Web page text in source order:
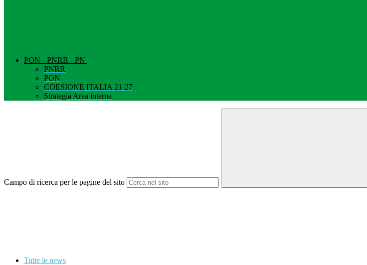
PON - PNRR - PN
PNRR
PON
COESIONE ITALIA 21-27
Strategia Area interna
Campo di ricerca per le pagine del sito
Tutte le news